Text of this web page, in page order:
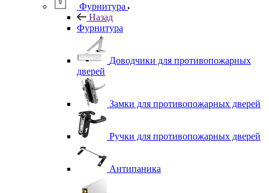
Фурнитура
Назад
Фурнитура
Доводчики для противопожарных
дверей
Замки для противопожарных дверей
Ручки для противопожарных дверей
Антипаника